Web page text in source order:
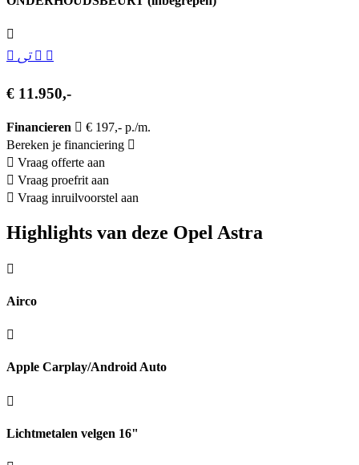
€ 11.950,-
Financieren
€ 197,- p./m.
Bereken je financiering
Vraag offerte aan
Vraag proefrit aan
Vraag inruilvoorstel aan
Highlights van deze Opel Astra
Airco
Apple Carplay/Android Auto
Lichtmetalen velgen 16"